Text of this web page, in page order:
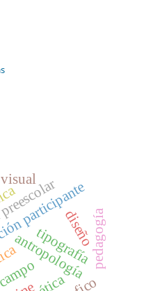
antropología
participante
tipografíapedagogía
ética
diseño